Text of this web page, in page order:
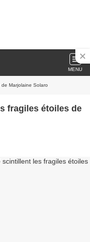
MENU
Marjolaine Solaro
fragiles étoiles de